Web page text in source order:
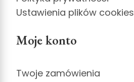
Ustawienia plików cookies
Moje konto
Twoje zamówienia